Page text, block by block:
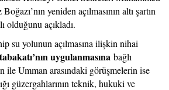
yeniden açılmasının altı şartın
olduğunu açıkladı.
su yolunun açılmasına ilişkin nihai
uygulanmasına bağlı
ile Umman arasındaki görüşmelerin ise
güzergahlarının teknik, hukuki ve